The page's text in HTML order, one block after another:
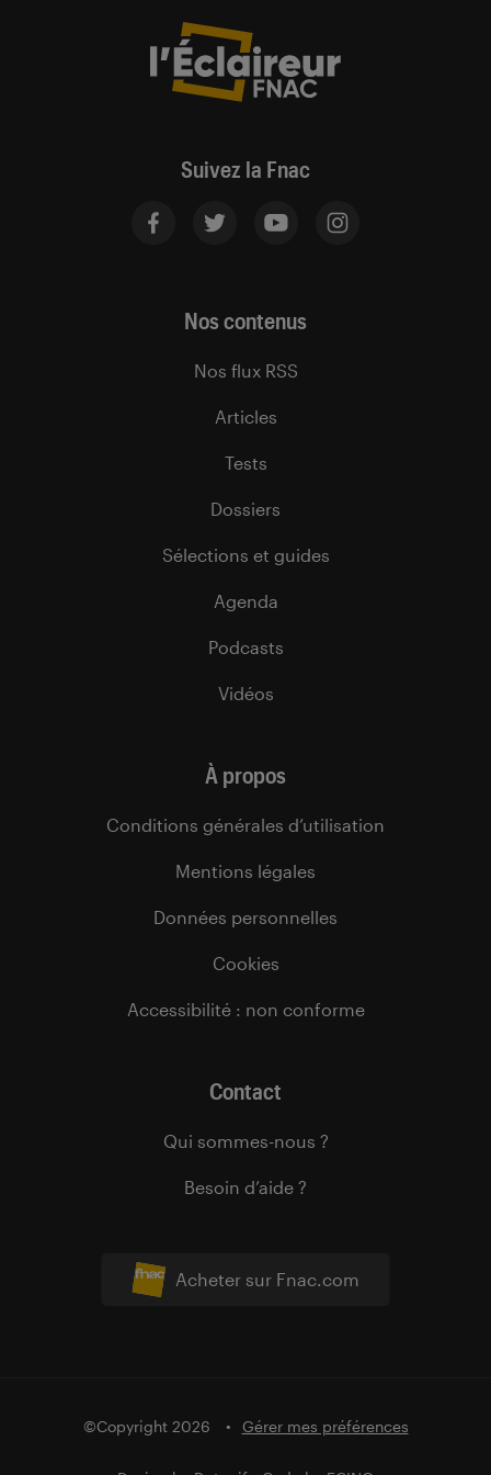
Suivez la Fnac
Acheter sur Fnac.com
Nos contenus
Nos flux RSS
Articles
Tests
Dossiers
Sélections et guides
Agenda
Podcasts
Vidéos
À propos
Conditions générales d’utilisation
Mentions légales
Données personnelles
Cookies
Accessibilité : non conforme
Contact
Qui sommes-nous ?
Besoin d’aide ?
©Copyright 2026 Gérer mes préférences